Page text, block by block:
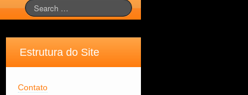
Estrutura do Site
Contato